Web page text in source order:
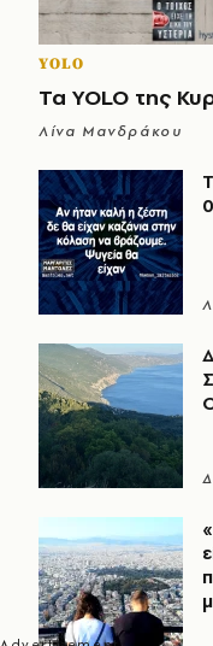
YOLO
Τα YOLO της
Λίνα Μανδράκου